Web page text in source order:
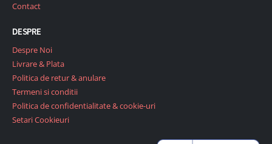
Contact
DESPRE
Despre Noi
Livrare & Plata
Politica de retur & anulare
Termeni si conditii
Politica de confidentialitate & cookie-uri
Setari Cookieuri